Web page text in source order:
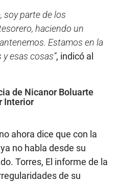
soy parte de los
haciendo un
Estamos en la
esas cosas”, indicó al
de Nicanor Boluarte
Interior
ahora dice que con la
ya no habla desde su
Torres, El informe de la
de su